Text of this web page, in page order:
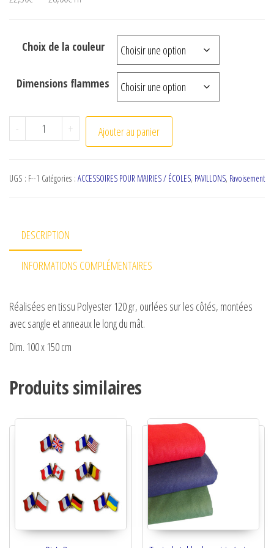
Choix de la couleur
Dimensions flammes
- quantité de Flammes de plage
+ Ajouter au panier
UGS : F--1 Catégories : ACCESSOIRES POUR MAIRIES / ÉCOLES, PAVILLONS, Pavoisement
DESCRIPTION
INFORMATIONS COMPLÉMENTAIRES
Réalisées en tissu Polyester 120 gr, ourlées sur les côtés, montées
avec sangle et anneaux le long du mât.
Dim. 100 x 150 cm
Produits similaires